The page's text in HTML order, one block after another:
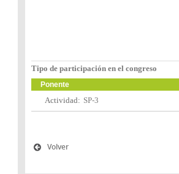
Tipo de participación en el congreso
Ponente
Actividad: SP-3
Volver